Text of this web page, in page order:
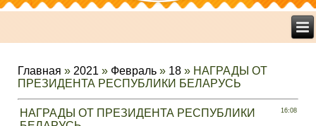
Главная » 2021 » Февраль » 18 » НАГРАДЫ ОТ
ПРЕЗИДЕНТА РЕСПУБЛИКИ БЕЛАРУСЬ
16:08
НАГРАДЫ ОТ ПРЕЗИДЕНТА РЕСПУБЛИКИ